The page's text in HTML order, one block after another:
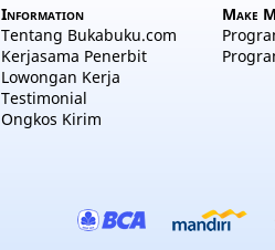
Information
Tentang Bukabuku.com
Kerjasama Penerbit
Lowongan Kerja
Testimonial
Ongkos Kirim
Make